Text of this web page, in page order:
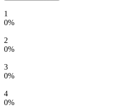
1
0%
2
0%
3
0%
4
0%